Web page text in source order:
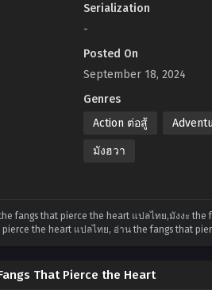
Serialization
-
Posted On
September 18, 2024
Genres
Action ต่อสู้
มังฮวา
fangs that pierce the heart แปลไทย,มังงะ
pierce the heart แปลไทย, อ่าน the fangs that
That Pierce the Heart